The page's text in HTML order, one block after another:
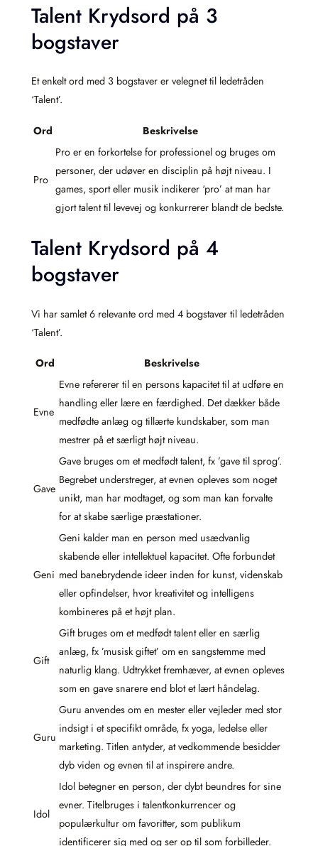
Talent Krydsord på 3
bogstaver
Et enkelt ord med 3 bogstaver er velegnet til ledetråden
‘Talent’.
Ord Beskrivelse
Pro
Pro er en forkortelse for professionel og bruges om
personer, der udøver en disciplin på højt niveau. I
games, sport eller musik indikerer ‘pro’ at man har
gjort talent til levevej og konkurrerer blandt de bedste.
Talent Krydsord på 4
bogstaver
Vi har samlet 6 relevante ord med 4 bogstaver til ledetråden
‘Talent’.
Ord Beskrivelse
Evne
Evne refererer til en persons kapacitet til at udføre en
handling eller lære en færdighed. Det dækker både
medfødte anlæg og tillærte kundskaber, som man
mestrer på et særligt højt niveau.
Gave
Gave bruges om et medfødt talent, fx ’gave til sprog’.
Begrebet understreger, at evnen opleves som noget
unikt, man har modtaget, og som man kan forvalte
for at skabe særlige præstationer.
Geni
Geni kalder man en person med usædvanlig
skabende eller intellektuel kapacitet. Ofte forbundet
med banebrydende ideer inden for kunst, videnskab
eller opfindelser, hvor kreativitet og intelligens
kombineres på et højt plan.
Gift
Gift bruges om et medfødt talent eller en særlig
anlæg, fx ’musisk giftet’ om en sangstemme med
naturlig klang. Udtrykket fremhæver, at evnen opleves
som en gave snarere end blot et lært håndelag.
Guru
Guru anvendes om en mester eller vejleder med stor
indsigt i et specifikt område, fx yoga, ledelse eller
marketing. Titlen antyder, at vedkommende besidder
dyb viden og evnen til at inspirere andre.
Idol
Idol betegner en person, der dybt beundres for sine
evner. Titelbruges i talentkonkurrencer og
populærkultur om favoritter, som publikum
identificerer sig med og ser op til som forbilleder.